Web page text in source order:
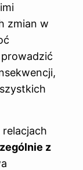
zmian w
z